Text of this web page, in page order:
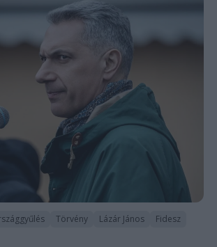
Törvény Lázár János
Fidesz